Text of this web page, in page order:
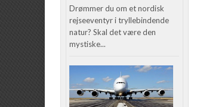
Drømmer du om et nordisk
rejseeventyr i tryllebindende
natur? Skal det være den
mystiske...